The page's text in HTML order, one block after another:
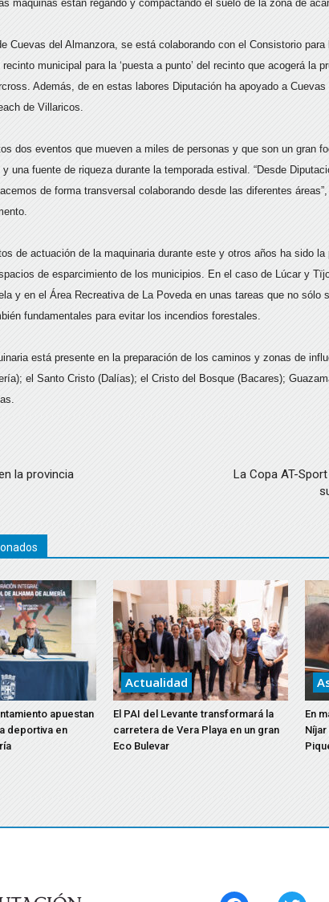
máquinas están regando y compactando el suelo de la zona de
Cuevas del Almanzora, se está colaborando con el Consistorio
municipal para la ‘puesta a punto’ del recinto que acogerá la
Además, de en estas labores Diputación ha apoyado a Cuevas
de Villaricos.
dos eventos que mueven a miles de personas y que son un gran
una fuente de riqueza durante la temporada estival. “Desde
de forma transversal colaborando desde las diferentes
de actuación de la maquinaria durante este y otros años ha sido
de esparcimiento de los municipios. En el caso de Lúcar y
y en el Área Recreativa de La Poveda en unas tareas que no sólo
fundamentales para evitar los incendios forestales.
está presente en la preparación de los caminos y zonas de
el Santo Cristo (Dalías); el Cristo del Bosque (Bacares);
la provincia
La Copa AT-
apuestan
deportiva en
Actualidad
El PAI del Levante transformará la
carretera de Vera Playa en un gran
Eco Bulevar
En